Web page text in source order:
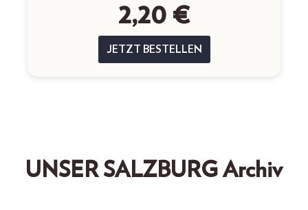
2,20 €
JETZT BESTELLEN
UNSER SALZBURG Archiv